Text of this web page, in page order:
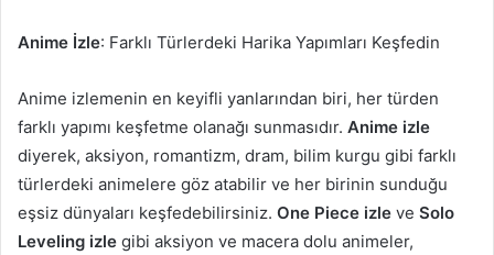
Anime İzle: Farklı Türlerdeki Harika Yapımları Keşfedin
Anime izlemenin en keyifli yanlarından biri, her türden
farklı yapımı keşfetme olanağı sunmasıdır. Anime izle
diyerek, aksiyon, romantizm, dram, bilim kurgu gibi farklı
türlerdeki animelere göz atabilir ve her birinin sunduğu
eşsiz dünyaları keşfedebilirsiniz. One Piece izle ve Solo
Leveling izle gibi aksiyon ve macera dolu animeler,